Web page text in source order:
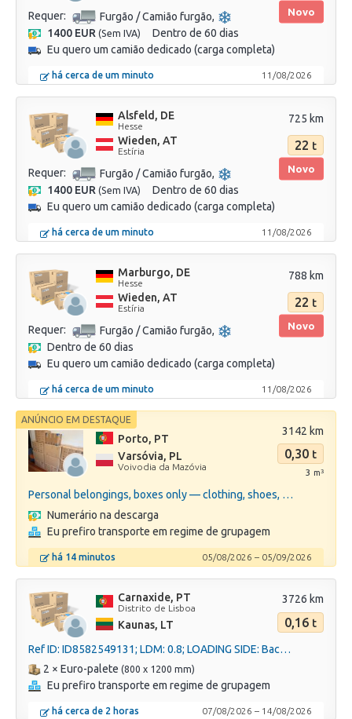
ANÚNCIO EM DESTAQUE
Porto, PT
Varsóvia, PL
Voivodia da Mazóvia
3142 km
0,30 t
3 m3
Personal belongings, boxes only — clothing, shoes, books, documents. No furniture, no appliances, no...
Numerário na descarga
Eu prefiro transporte em regime de grupagem
há 14 minutos 05/08/2026 – 05/09/2026
Carnaxide, PT
Distrito de Lisboa
Kaunas, LT
3726 km
0,16 t
Ref ID: ID8582549131; LDM: 0.8; LOADING SIDE: Back; TEMP: 15 25; 160 kg
2 × Euro-palete (800 x 1200 mm)
Eu prefiro transporte em regime de grupagem
há cerca de 2 horas 07/08/2026 – 14/08/2026
Novo
Requer:
Furgão / Camião furgão
1400 EUR (Sem IVA)
Dentro de 60 dias
Eu quero um camião dedicado (carga completa)
há cerca de um minuto 11/08/2026
Novo
Alsfeld, DE
Hesse
Wieden, AT
Estíria
725 km
22 t
Requer:
Furgão / Camião furgão
1400 EUR (Sem IVA)
Dentro de 60 dias
Eu quero um camião dedicado (carga completa)
há cerca de um minuto 11/08/2026
Novo
Marburgo, DE
Hesse
Wieden, AT
Estíria
788 km
22 t
Requer:
Furgão / Camião furgão
Dentro de 60 dias
Eu quero um camião dedicado (carga completa)
há cerca de um minuto 11/08/2026